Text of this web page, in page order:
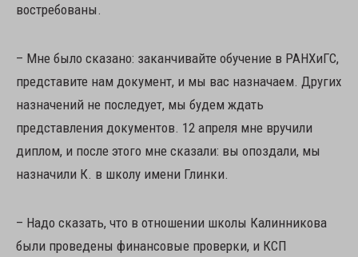
востребованы.
– Мне было сказано: заканчивайте обучение в РАНХиГС,
представите нам документ, и мы вас назначаем. Других
назначений не последует, мы будем ждать
представления документов. 12 апреля мне вручили
диплом, и после этого мне сказали: вы опоздали, мы
назначили К. в школу имени Глинки.
– Надо сказать, что в отношении школы Калинникова
были проведены финансовые проверки, и КСП